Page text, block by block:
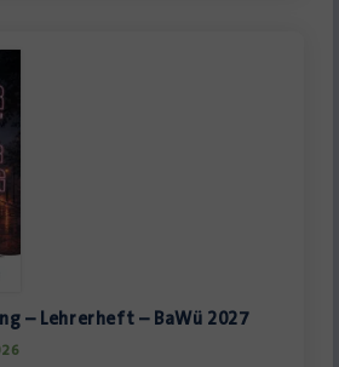
– Lehrerheft – BaWü 2027